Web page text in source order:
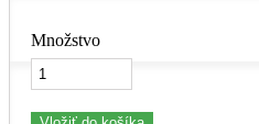
Množstvo